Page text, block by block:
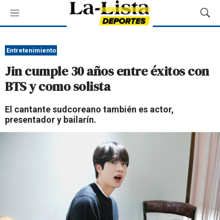
M
e
ú
M
o
a
r
u
d
Entretenimiento
Jin cumple 30 años entre éxitos con
BTS y como solista
El cantante sudcoreano también es actor,
presentador y bailarín.